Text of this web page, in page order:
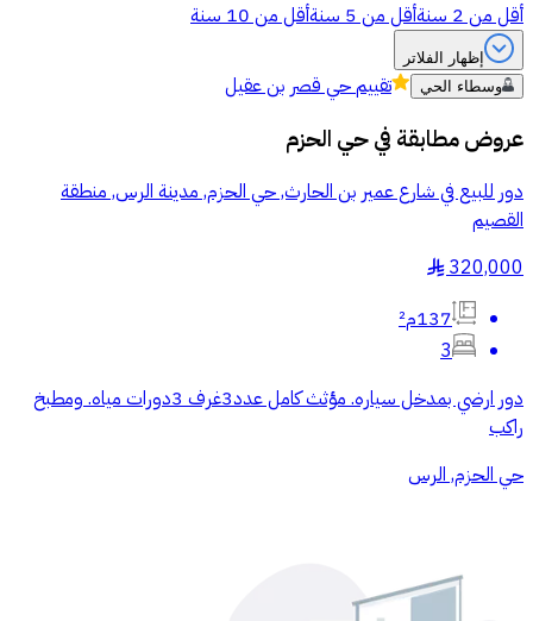
أقل من 2 سنة
أقل من 5 سنة أقل من 10 سنة
إظهار الفلاتر
وسطاء الحي
تقييمحي قصر بن عقيل
عروض مطابقة فيحي الحزم
دور للبيع في شارع عمير بن الحارث, حي الحزم, مدينة الرس, منطقة
القصيم
320,000
§
137م²
3
دور ارضي بمدخل سياره. مؤثث كامل عدد3غرف 3دورات مياه. ومطبخ
راكب
حي الحزم, الرس